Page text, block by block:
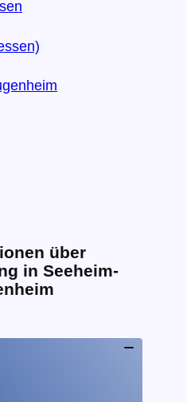
über
in Seeheim-